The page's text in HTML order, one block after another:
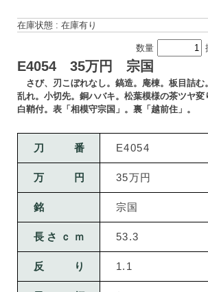
在庫状態 : 在庫有り
数量
E4054 35万円 宗国
さび、刃こぼれなし。鎬造。庵棟。板目詰む
乱れ。小切先。銅ハバキ。松葉模様の茶ツヤ変
白鞘付。表「相模守宗国」。裏「越前住」。
刀番 E4054
万円 35万円
銘 宗国
長さｃｍ 53.3
反り 1.1